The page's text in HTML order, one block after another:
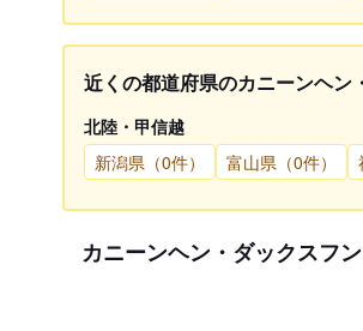
近くの都道府県のカニーンヘン
北陸・甲信越
新潟県（0件）
富山県（0件）
カニーンヘン・ダックスフ